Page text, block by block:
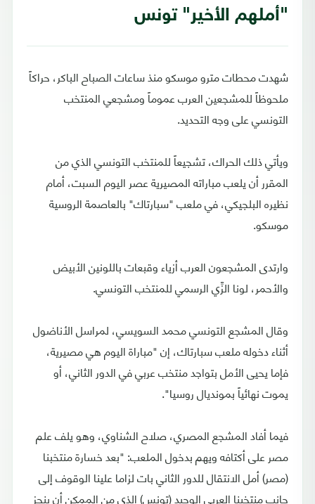
"أملهم الأخير" تونس
شهدت محطات مترو موسكو منذ ساعات الصباح الباكر، حراكاً
ملحوظاً للمشجعين العرب عموماً ومشجعي المنتخب
التونسي على وجه التحديد.
ويأتي ذلك الحراك، تشجيعاً للمنتخب التونسي الذي من
المقرر أن يلعب مباراته المصيرية عصر اليوم السبت، أمام
نظيره البلجيكي، في ملعب "سبارتاك" بالعاصمة الروسية
موسكو.
وارتدى المشجعون العرب أزياء وقبعات باللونين الأبيض
والأحمر، لونا الزِّي الرسمي للمنتخب التونسي.
وقال المشجع التونسي محمد السويسي، لمراسل الأناضول
أثناء دخوله ملعب سبارتاك، إن "مباراة اليوم هي مصيرية،
فإما يحيى الأمل بتواجد منتخب عربي في الدور الثاني، أو
يموت نهائياً بمونديال روسيا".
فيما أفاد المشجع المصري، صلاح الشناوي، وهو يلف علم
مصر على أكتافه ويهم بدخول الملعب: "بعد خسارة منتخبنا
(مصر) أمل الانتقال للدور الثاني بات لزاما علينا الوقوف إلى
جانب منتخبنا العربي الوحيد (تونس) الذي من الممكن أن ينجز